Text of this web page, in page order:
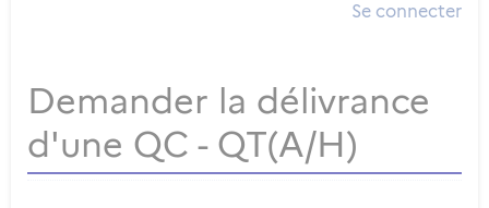
Se connecter
Demander la délivrance
d'une QC - QT(A/H)